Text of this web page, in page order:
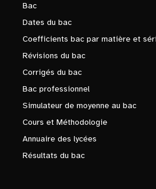
Bac
Dates du bac
Coefficients bac par matière et
Révisions du bac
Corrigés du bac
Bac professionnel
Simulateur de moyenne au bac
Cours et Méthodologie
Annuaire des lycées
Résultats du bac